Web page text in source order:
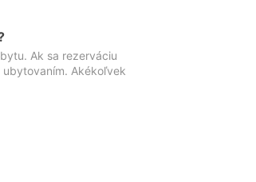
Ak sa rezerváciu
Akékoľvek